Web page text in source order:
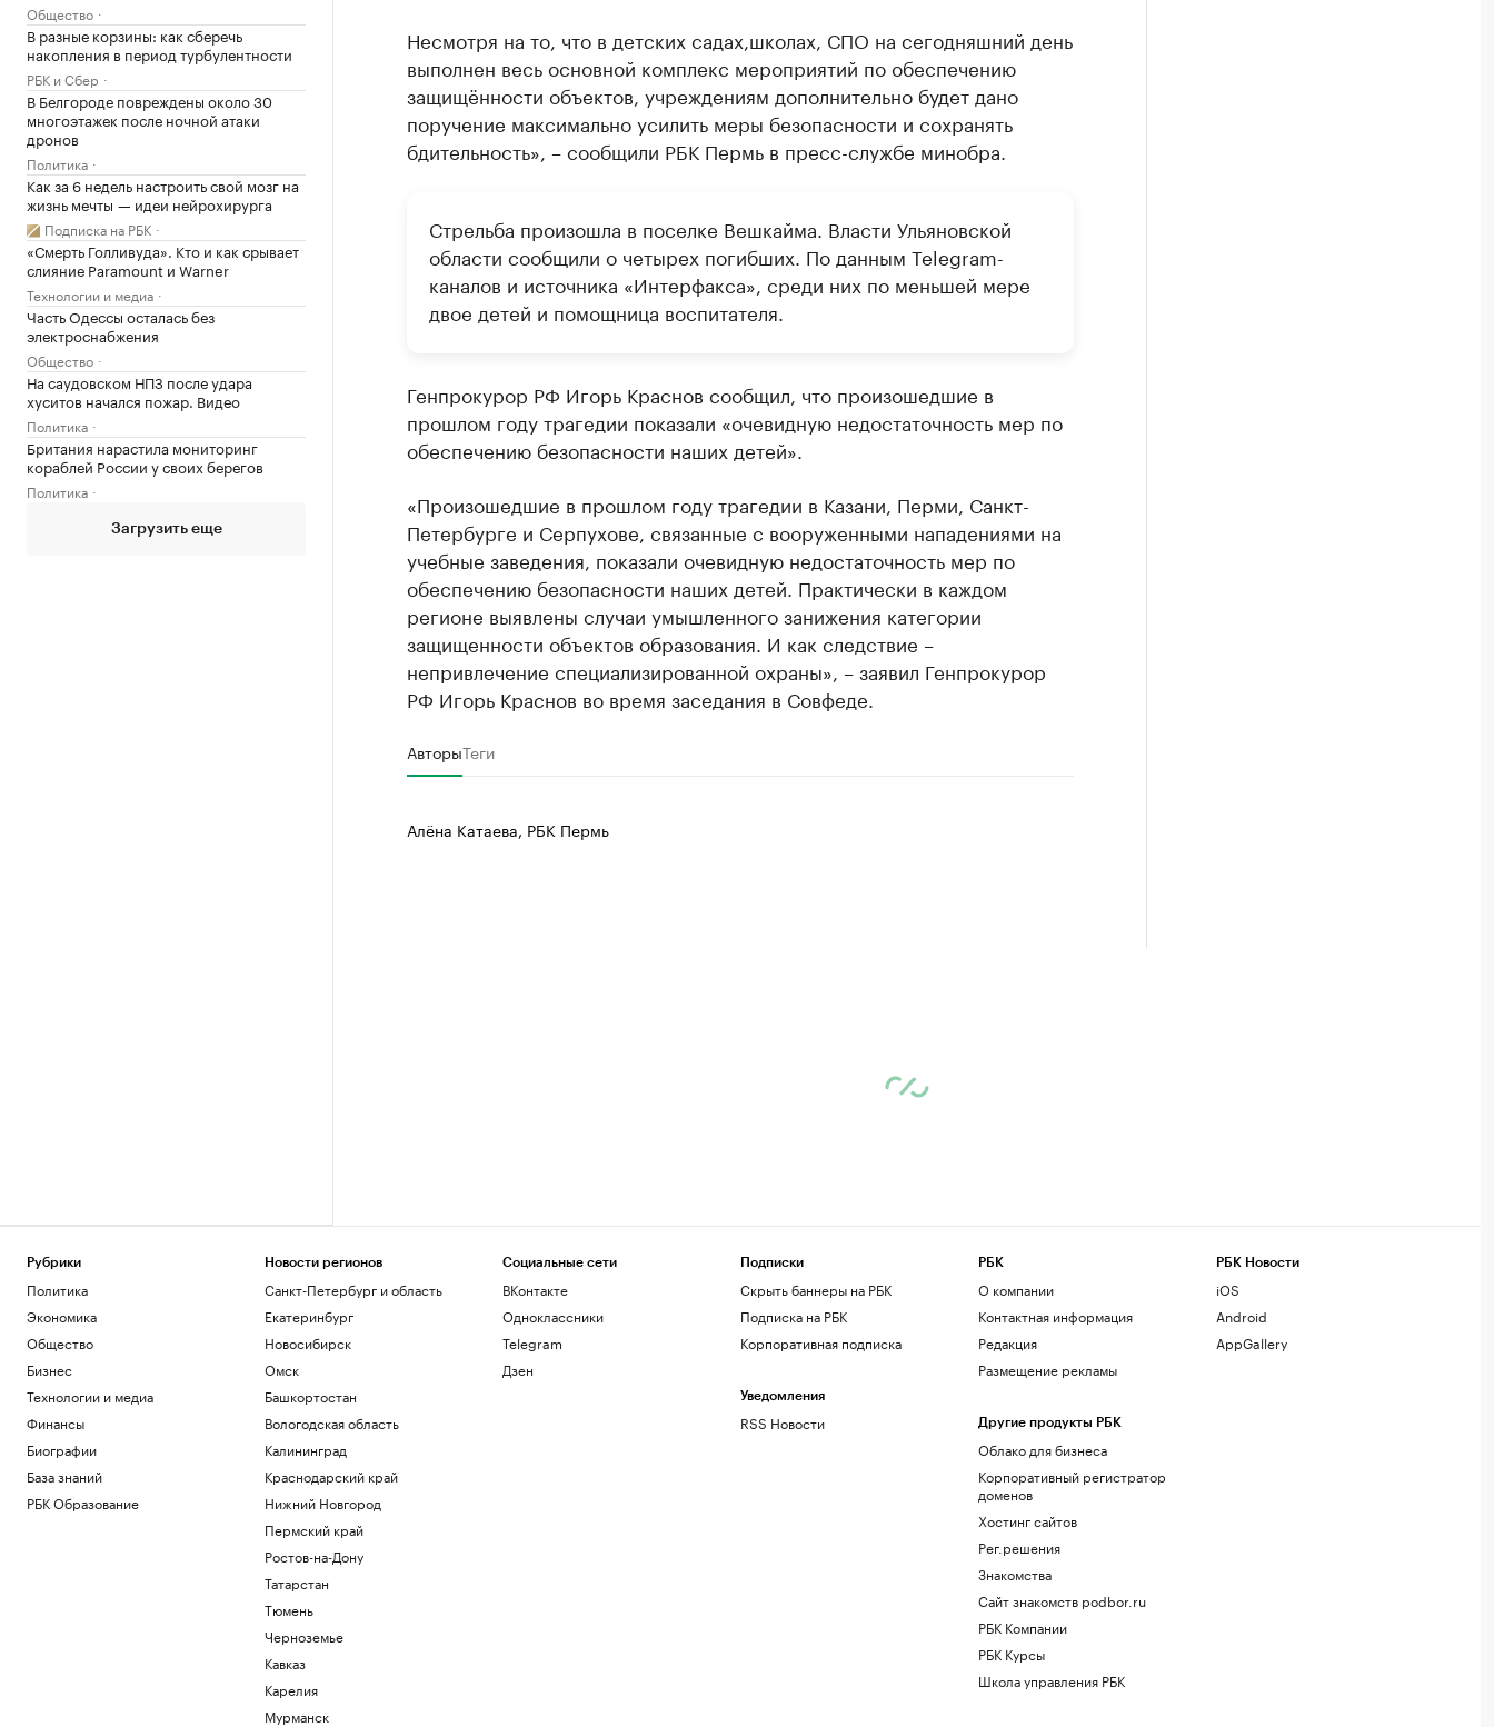
Общество
В разные корзины: как сберечь
накопления в период турбулентности
РБК и Сбер
В Белгороде повреждены около 30
многоэтажек после ночной атаки
дронов
Политика
Как за 6 недель настроить свой мозг на
жизнь мечты — идеи нейрохирурга
Подписка на РБК
«Смерть Голливуда». Кто и как срывает
слияние Paramount и Warner
Технологии и медиа
Часть Одессы осталась без
электроснабжения
Общество
На саудовском НПЗ после удара
хуситов начался пожар. Видео
Политика
Британия нарастила мониторинг
кораблей России у своих берегов
Политика
Загрузить еще
Несмотря на то, что в детских садах,школах, СПО на сегодняшний день
выполнен весь основной комплекс мероприятий по обеспечению
защищённости объектов, учреждениям дополнительно будет дано
поручение максимально усилить меры безопасности и сохранять
бдительность», – сообщили РБК Пермь в пресс-службе минобра.
Стрельба произошла в поселке Вешкайма. Власти Ульяновской
области сообщили о четырех погибших. По данным Telegram-
каналов и источника «Интерфакса», среди них по меньшей мере
двое детей и помощница воспитателя.
Генпрокурор РФ Игорь Краснов сообщил, что произошедшие в
прошлом году трагедии показали «очевидную недостаточность мер по
обеспечению безопасности наших детей».
«Произошедшие в прошлом году трагедии в Казани, Перми, Санкт-
Петербурге и Серпухове, связанные с вооруженными нападениями на
учебные заведения, показали очевидную недостаточность мер по
обеспечению безопасности наших детей. Практически в каждом
регионе выявлены случаи умышленного занижения категории
защищенности объектов образования. И как следствие –
непривлечение специализированной охраны», – заявил Генпрокурор
РФ Игорь Краснов во время заседания в Совфеде.
АвторыТеги
Алёна Катаева, РБК Пермь
Рубрики
Политика
Экономика
Общество
Бизнес
Технологии и медиа
Финансы
Биографии
База знаний
РБК Образование
Новости регионов
Санкт-Петербург и область
Екатеринбург
Новосибирск
Омск
Башкортостан
Вологодская область
Калининград
Краснодарский край
Нижний Новгород
Пермский край
Ростов-на-Дону
Татарстан
Тюмень
Черноземье
Кавказ
Карелия
Мурманск
Социальные сети
ВКонтакте
Одноклассники
Telegram
Дзен
Подписки
Скрыть баннеры на РБК
Подписка на РБК
Корпоративная подписка
Уведомления
RSS Новости
РБК
О компании
Контактная информация
Редакция
Размещение рекламы
Другие продукты РБК
Облако для бизнеса
Корпоративный регистратор
доменов
Хостинг сайтов
Рег.решения
Знакомства
Сайт знакомств podbor.ru
РБК Компании
РБК Курсы
Школа управления РБК
РБК Новости
iOS
Android
AppGallery